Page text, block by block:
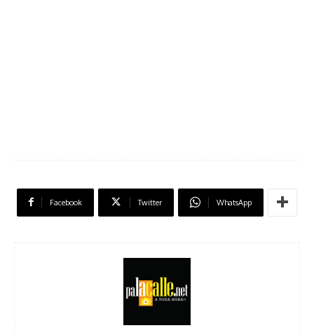
Facebook Twitter WhatsApp